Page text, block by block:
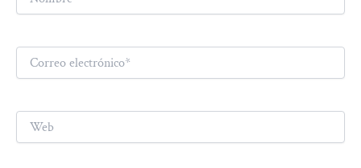
Correo
electrónico*
Web